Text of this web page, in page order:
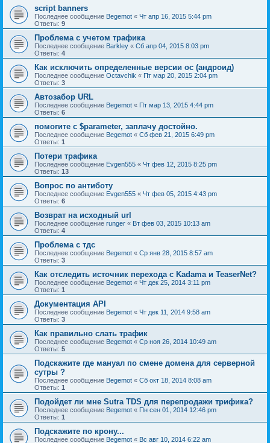
script banners
Последнее сообщение Begemot « Чт апр 16, 2015 5:44 pm
Ответы: 9
Проблема с учетом трафика
Последнее сообщение Barkley « Сб апр 04, 2015 8:03 pm
Ответы: 4
Как исключить определенные версии ос (андроид)
Последнее сообщение Octavchik « Пт мар 20, 2015 2:04 pm
Ответы: 3
Автозабор URL
Последнее сообщение Begemot « Пт мар 13, 2015 4:44 pm
Ответы: 6
помогите с $parameter, заплачу достойно.
Последнее сообщение Begemot « Сб фев 21, 2015 6:49 pm
Ответы: 1
Потери трафика
Последнее сообщение Evgen555 « Чт фев 12, 2015 8:25 pm
Ответы: 13
Вопрос по антиботу
Последнее сообщение Evgen555 « Чт фев 05, 2015 4:43 pm
Ответы: 6
Возврат на исходный url
Последнее сообщение runger « Вт фев 03, 2015 10:13 am
Ответы: 4
Проблема с тдс
Последнее сообщение Begemot « Ср янв 28, 2015 8:57 am
Ответы: 3
Как отследить источник перехода с Kadama и TeaserNet?
Последнее сообщение Begemot « Чт дек 25, 2014 3:11 pm
Ответы: 1
Документация API
Последнее сообщение Begemot « Чт дек 11, 2014 9:58 am
Ответы: 3
Как правильно слать трафик
Последнее сообщение Begemot « Ср ноя 26, 2014 10:49 am
Ответы: 5
Подскажите где мануал по смене домена для серверной
сутры ?
Последнее сообщение Begemot « Сб окт 18, 2014 8:08 am
Ответы: 1
Подойдет ли мне Sutra TDS для перепродажи трифика?
Последнее сообщение Begemot « Пн сен 01, 2014 12:46 pm
Ответы: 1
Подскажите по крону...
Последнее сообщение Begemot « Вс авг 10, 2014 6:22 am